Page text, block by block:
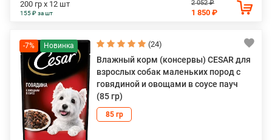
200 гр х 12 шт
155 ₽ за шт
2 052 ₽
1 850 ₽
-7% (24)
Влажный корм (консервы) CESAR для
взрослых собак маленьких пород с
говядиной и овощами в соусе пауч
(85 гр)
85 гр